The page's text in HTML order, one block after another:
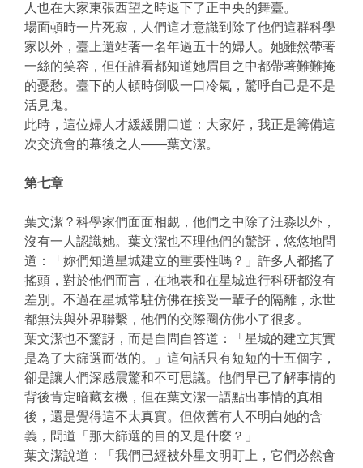
人也在大家東張西望之時退下了正中央的舞臺。
場面頓時一片死寂，人們這才意識到除了他們這群科學
家以外，臺上還站著一名年過五十的婦人。她雖然帶著
一絲的笑容，但任誰看都知道她眉目之中都帶著難難掩
的憂愁。臺下的人頓時倒吸一口冷氣，驚呼自己是不是
活見鬼。
此時，這位婦人才緩緩開口道：大家好，我正是籌備這
次交流會的幕後之人——葉文潔。
第七章
葉文潔？科學家們面面相覷，他們之中除了汪淼以外，
沒有一人認識她。葉文潔也不理他們的驚訝，悠悠地問
道：「妳們知道星城建立的重要性嗎？」許多人都搖了
搖頭，對於他們而言，在地表和在星城進行科研都沒有
差別。不過在星城常駐仿佛在接受一輩子的隔離，永世
都無法與外界聯繫，他們的交際圈仿佛小了很多。
葉文潔也不驚訝，而是自問自答道：「星城的建立其實
是為了大篩選而做的。」這句話只有短短的十五個字，
卻是讓人們深感震驚和不可思議。他們早已了解事情的
背後肯定暗藏玄機，但在葉文潔一語點出事情的真相
後，還是覺得這不太真實。但依舊有人不明白她的含
義，問道「那大篩選的目的又是什麼？」
葉文潔說道：「我們已經被外星文明盯上，它們必然會